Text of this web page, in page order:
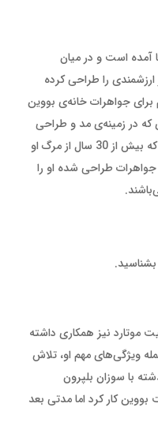
آمده است و در میان
را طراحی کرده
برای جواهرات خانه‌ی بووین
که در زمینه‌ی مد و طراحی
لباس و سایر موارد فعالیت می‌کنند، احترام زیادی برای سوزان قائل هستند و امروزه نیز با وجود این که بیش از 30 سال از مرگ او
جواهرات طراحی شده او را
موتارد نیز همکاری داشته
ویژگی‌های مهم او، تلاش
با سوزان بلپرون
کار کرد اما مدتی بعد